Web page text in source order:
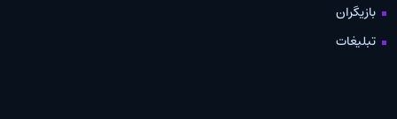
بازیگران
تبلیغات